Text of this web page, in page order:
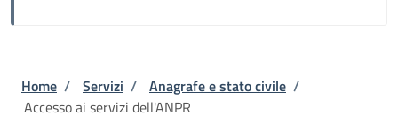
Briciole di pane
Home / Servizi / Anagrafe e stato civile /
Accesso ai servizi dell'ANPR